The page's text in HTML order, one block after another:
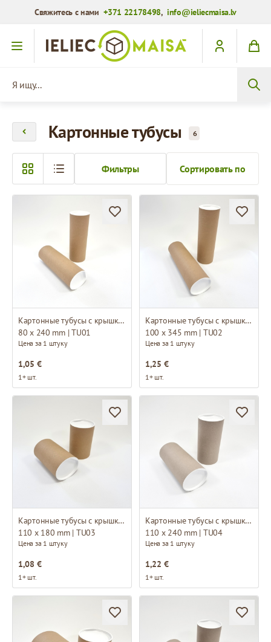
Свяжитесь с нами+371 22178498,info@ieliecmaisa.lv
Перейти к содержимому
Картонные тубусы 6
Сортировать по
Фильтры
Картонные тубусы с крышками
80 x 240 mm | TU01
Цена за 1 штуку
1,05 €
1+ шт.
Картонные тубусы с крышками
100 x 345 mm | TU02
Цена за 1 штуку
1,25 €
1+ шт.
Картонные тубусы с крышками
110 x 180 mm | TU03
Цена за 1 штуку
1,08 €
1+ шт.
Картонные тубусы с крышками
110 x 240 mm | TU04
Цена за 1 штуку
1,22 €
1+ шт.